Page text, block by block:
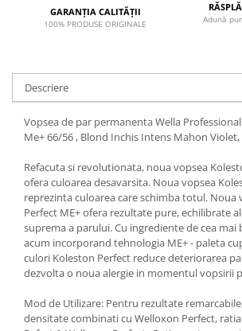
GARANȚIA CALITĂȚII
100% PRODUSE ORIGINALE
Adună
Descriere
Vopsea de par permanenta Wella
Me+ 66/56 , Blond Inchis Intens Mahon Violet,
Refacuta si revolutionata, noua vopsea
ofera culoarea desavarsita. Noua vopsea
reprezinta culoarea care schimba totul. Noua
Perfect ME+ ofera rezultate pure, echilibrate
suprema a parului. Cu ingrediente de cea mai
acum incorporand tehnologia ME+ - paleta
culori Koleston Perfect reduce deteriorarea
dezvolta o noua alergie in momentul vopsirii
Mod de Utilizare: Pentru rezultate
densitate combinati cu Welloxon Perfect,